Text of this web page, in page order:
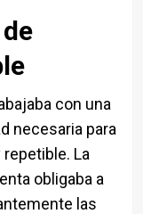
con una
necesaria para
La
obligaba a
las